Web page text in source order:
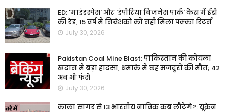
ED: 'माइंडस्पेस' और 'इंपीरिया बिजनेस पार्क' केस में ईडी
की रेड, 15 वर्ष में निवेशकों को नहीं मिला पक्का रिटर्न
July 30, 2026
Pakistan Coal Mine Blast: पाकिस्तान की कोयला
खदान में बड़ा हादसा, धमाके में छह मजदूरों की मौत; 42
अब भी फंसे
July 30, 2026
काला सागर से 13 भारतीय नाविक कब लौटेंगे?: यूक्रेन